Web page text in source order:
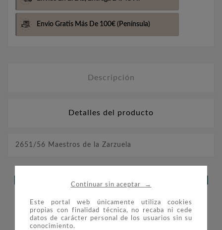
Continuar sin aceptar →
Este portal web únicamente utiliza cookies
propias con finalidad técnica, no recaba ni cede
datos de carácter personal de los usuarios sin su
conocimiento.
Envio Gratis Más De 100€ (Península)
Descripción
Detalles del producto
2651/56 Maestros de la Zarzuela
LOS CLIENTES QUE ADQUIRIERON
ESTE PRODUCTO TAMBIÉN
COMPRARON: